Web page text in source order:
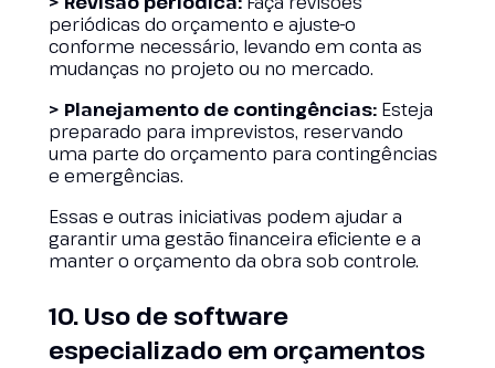
periódicas do orçamento e ajuste-o
conforme necessário, levando em conta as
mudanças no projeto ou no mercado.
> Planejamento de contingências: Esteja
preparado para imprevistos, reservando
uma parte do orçamento para contingências
e emergências.
Essas e outras iniciativas podem ajudar a
garantir uma gestão financeira eficiente e a
manter o orçamento da obra sob controle.
10. Uso de software
especializado em orçamentos